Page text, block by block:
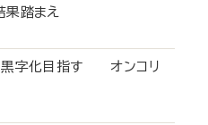
踏まえ
字化目指す オンコリ